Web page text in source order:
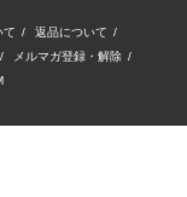
て / 返品について /
/ メルマガ登録・解除 /